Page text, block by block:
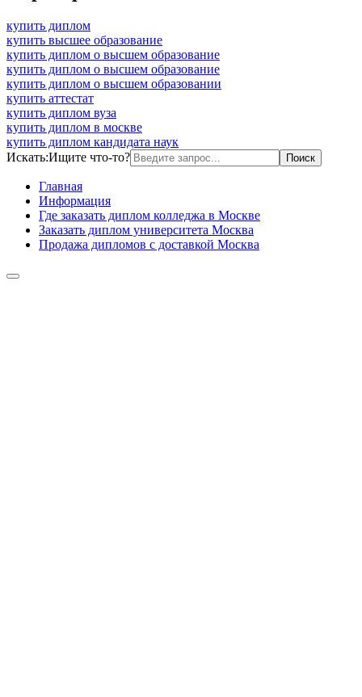
купить диплом
купить высшее образование
купить диплом о высшем образование
купить диплом о высшем образование
купить диплом о высшем образовании
купить аттестат
купить диплом вуза
купить диплом в москве
купить диплом кандидата наук
Искать:Ищите что-то?
Главная
Информация
Где заказать диплом колледжа в Москве
Заказать диплом университета Москва
Продажа дипломов с доставкой Москва